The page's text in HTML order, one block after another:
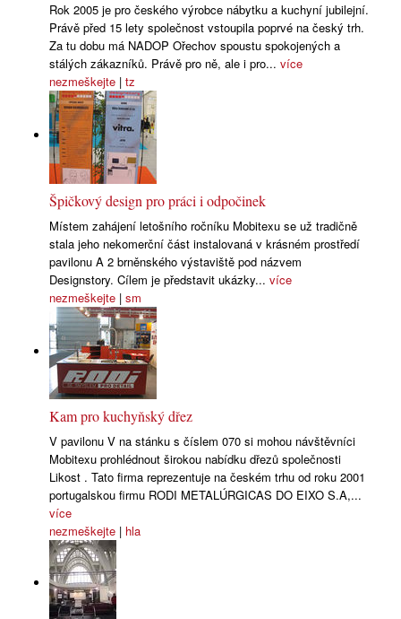
Rok 2005 je pro českého výrobce nábytku a kuchyní jubilejní.
Právě před 15 lety společnost vstoupila poprvé na český trh.
Za tu dobu má NADOP Ořechov spoustu spokojených a
stálých zákazníků. Právě pro ně, ale i pro... více
nezmeškejte | tz
Špičkový design pro práci i odpočinek
Místem zahájení letošního ročníku Mobitexu se už tradičně
stala jeho nekomerční část instalovaná v krásném prostředí
pavilonu A 2 brněnského výstaviště pod názvem
Designstory. Cílem je představit ukázky... více
nezmeškejte | sm
Kam pro kuchyňský dřez
V pavilonu V na stánku s číslem 070 si mohou návštěvníci
Mobitexu prohlédnout širokou nabídku dřezů společnosti
Likost . Tato firma reprezentuje na českém trhu od roku 2001
portugalskou firmu RODI METALÚRGICAS DO EIXO S.A,...
více
nezmeškejte | hla